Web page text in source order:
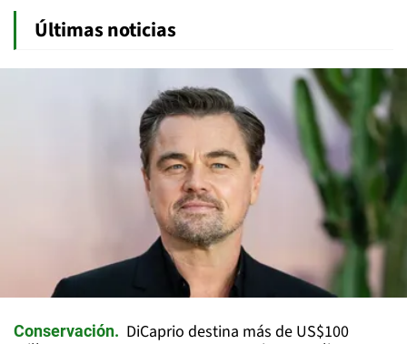
Últimas noticias
Conservación
DiCaprio destina más de US$100